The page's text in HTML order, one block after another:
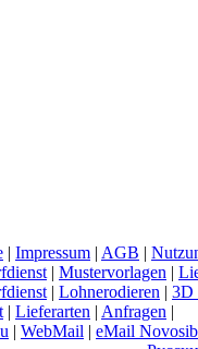
| Impressum | AGB |
| Mustervorlagen |
| Lohnerodieren | 3D
| Lieferarten | Anfragen |
| WebMail | eMail